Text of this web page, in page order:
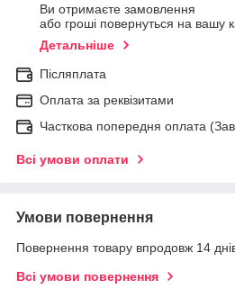
Ви отримаєте замовлення
або гроші повернуться на вашу
Детальніше
Післяплата
Оплата за реквізитами
Часткова попередня оплата
Всі умови оплати
Умови повернення
Повернення товару впродовж 14
Всі умови повернення